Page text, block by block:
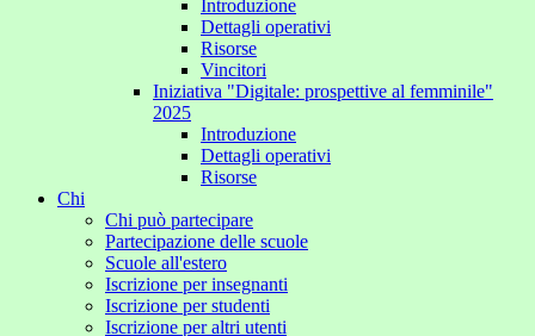
Introduzione
Dettagli operativi
Risorse
Vincitori
Iniziativa "Digitale: prospettive al femminile"
2025
Introduzione
Dettagli operativi
Risorse
Chi
Chi può partecipare
Partecipazione delle scuole
Scuole all'estero
Iscrizione per insegnanti
Iscrizione per studenti
Iscrizione per altri utenti